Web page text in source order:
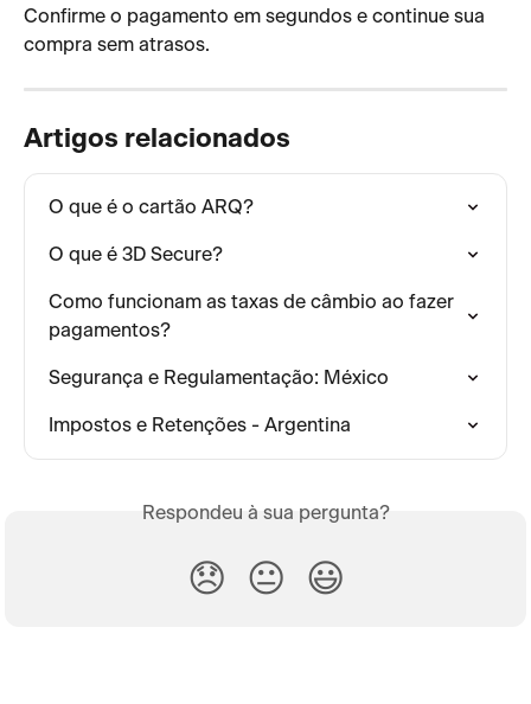
Confirme o pagamento em segundos e continue sua
compra sem atrasos.
Artigos relacionados
O que é o cartão ARQ?
O que é 3D Secure?
Como funcionam as taxas de câmbio ao fazer
pagamentos?
Segurança e Regulamentação: México
Impostos e Retenções - Argentina
Respondeu à sua pergunta?
😞 😐 😃